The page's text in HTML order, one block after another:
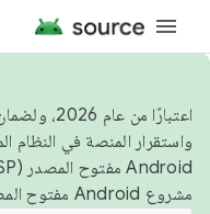
اعتبارًا من
واستقرار المنصة في النظام
مشروع Android مفتوح المصدر والمساهمة فيه، استخدِم